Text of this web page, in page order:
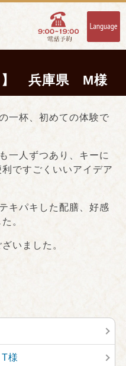
】 兵庫県 M様
一杯、初めての体験で
一人ずつあり、キーに
ですごくいいアイデア
キパキした配膳、好感
。
いました。
様